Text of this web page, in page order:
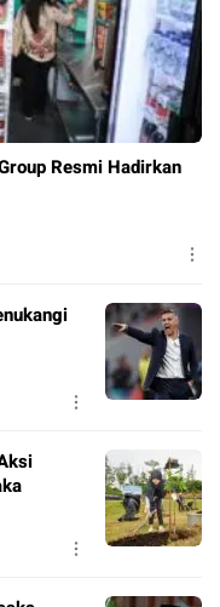
Resmi Hadirkan